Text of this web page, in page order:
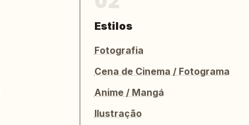
Estilos
Fotografia
Cena de Cinema / Fotograma
Anime / Mangá
Ilustração